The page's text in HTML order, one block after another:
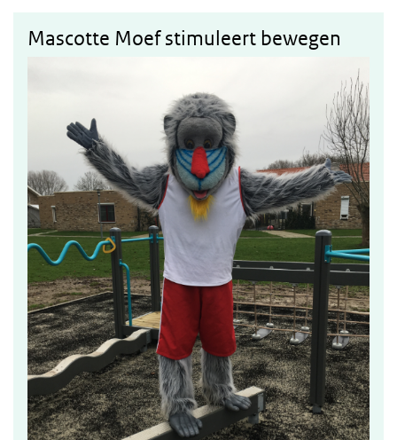
Mascotte Moef stimuleert bewegen